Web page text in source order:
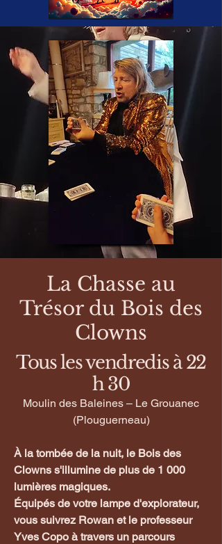
La Chasse au
Trésor du Bois des
Clowns
Tous les vendredis à 22
h 30
Moulin des Baleines – Le Grouanec
(Plouguerneau)
À la tombée de la nuit, le Bois des
Clowns s'illumine de plus de 1 000
lumières magiques.
Équipés de votre lampe d'explorateur,
vous suivrez Rowan et le professeur
Yves Copo à travers un parcours